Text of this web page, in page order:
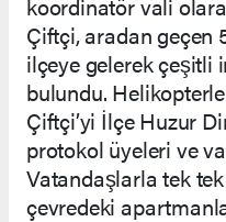
Çiftçi, aradan geçen
ilçeye gelerek çeşitli
bulundu.
Çiftçi’yi İlçe Huzur
protokol üyeleri ve
Vatandaşlarla tek
çevredeki